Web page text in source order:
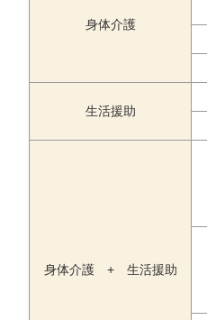
身体介護
生活援助
身体介護 + 生活援助